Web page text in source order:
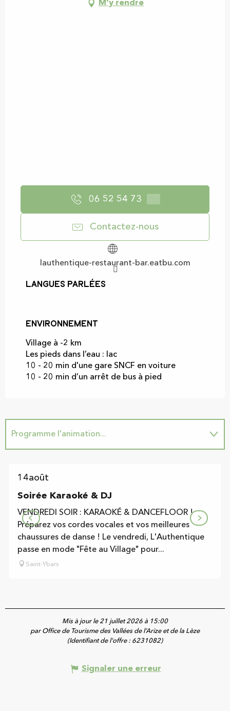
M'y rendre
06 52 54 73 ▒▒
Contactez-nous
lauthentique-restaurant-bar.eatbu.com
Langues parlées
Langues parlées
Environnement
Environnement
Village à -2 km
Les pieds dans l’eau : lac
10 - 20 min d'une gare SNCF en voiture
10 - 20 min d’un arrêt de bus à pied
Programme l'animation...
14août
Soirée Karaoké & DJ
VENDREDI SOIR : KARAOKÉ & DANCEFLOOR !
Préparez vos cordes vocales et vos meilleures
chaussures de danse ! Le vendredi, L'Authentique
passe en mode "Fête au Village" pour...
Saint-Ybars
Mis à jour le 21 juillet 2026 à 15:00
par Office de Tourisme des Vallées de l’Arize et de la Lèze
(Identifiant de l'offre : 6231082)
Signaler une erreur